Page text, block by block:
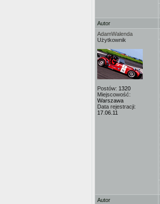
Autor
AdamWalenda
Użytkownik
Postów: 1320
Miejscowość:
Warszawa
Data rejestracji:
17.06.11
Autor